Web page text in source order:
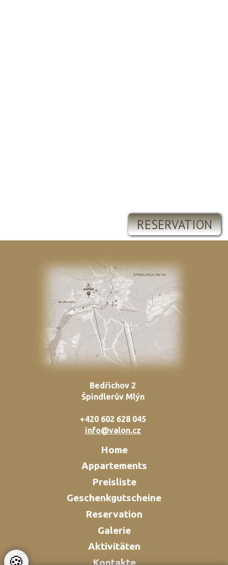
RESERVATION
Bedřichov 2
Špindlerův Mlýn
+420 602 628 045
info@valon.cz
Home
Appartements
Preisliste
Geschenkgutscheine
Reservation
Galerie
Aktivitäten
Kontakte